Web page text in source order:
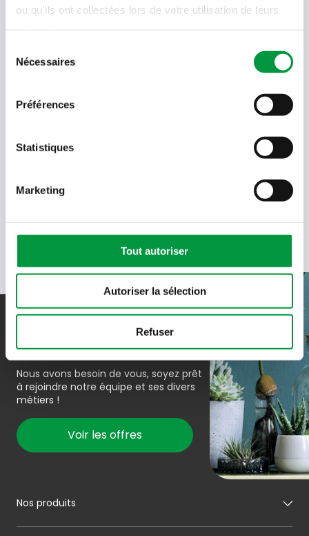
ou qu'ils ont collectées lors de votre utilisation de leurs
Nécessaires
Préférences
Statistiques
Marketing
Tout autoriser
Autoriser la sélection
Refuser
Votre
adresse
Language
Quel code est dans l'image ?
Saisissez les caractères présents
recevoir des e-mails de Cactus et acceptez la politique de
données de Cactus.
Rejoindre l’équipe
Nous avons besoin de vous, soyez prêt
à rejoindre notre équipe et ses divers
métiers !
Voir les offres
Nos produits